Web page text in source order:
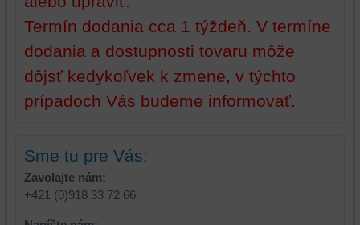
Termín dodania cca 1 týždeň. V termíne
dodania a dostupnosti tovaru môže
dôjsť kedykoľvek k zmene, v týchto
prípadoch Vás budeme informovať.
Sme tu pre Vás:
Zavolajte nám:
+421 (0)918 33 72 66
zážitku
z
prehliadania
a
zabezpečenia.
prehliadania,
ukladať
niektoré
vašich
toho,
aby
ste